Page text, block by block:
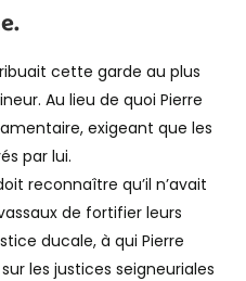
cette garde au plus
Au lieu de quoi Pierre
exigeant que les
par lui.
reconnaître qu’il n’avait
de fortifier leurs
ducale, à qui Pierre
les justices seigneuriales